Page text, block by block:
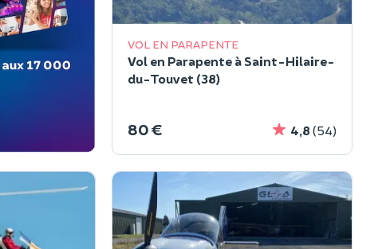
VOL EN PARAPENTE
Vol en Parapente à Saint-Hilaire-
du-Touvet (38)
80 € 4,8 (54)